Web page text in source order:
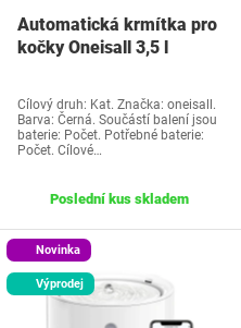
Automatická krmítka pro
kočky Oneisall 3,5 l
Cílový druh: Kat. Značka: oneisall.
Barva: Černá. Součástí balení jsou
baterie: Počet. Potřebné baterie:
Počet. Cílové…
Poslední kus skladem
Novinka
Výprodej